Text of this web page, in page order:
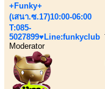
+Funky+
(เสนา.ซ.17)10:00-06:00
T:085-
5027899♥Line:funkyclub
Moderator